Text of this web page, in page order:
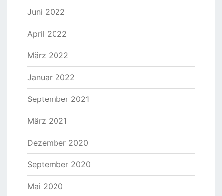
Juni 2022
April 2022
März 2022
Januar 2022
September 2021
März 2021
Dezember 2020
September 2020
Mai 2020